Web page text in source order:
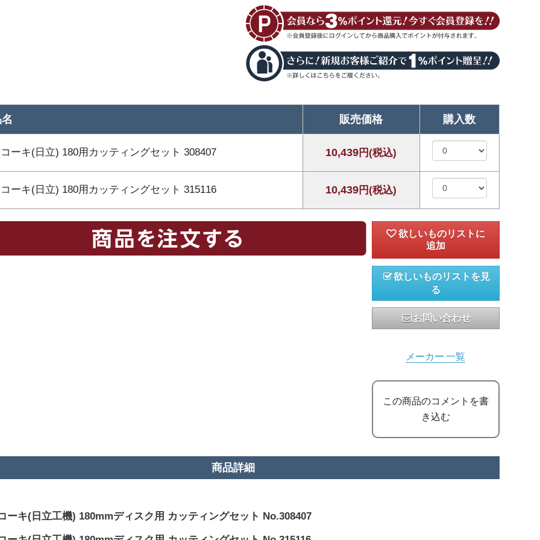
販売価格 購入数
ーキ(日立) 180用カッティングセット 308407 10,439円(税込)
ーキ(日立) 180用カッティングセット 315116 10,439円(税込)
欲しいものリストを見
る
お問い合わせ
メーカー 一覧
この商品のコメントを書
き込む
商品詳細
ーキ(日立工機) 180mmディスク用 カッティングセット No.308407